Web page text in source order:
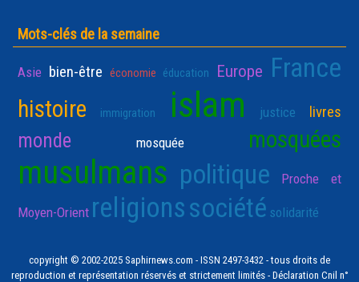
Mots-clés de la semaine
Asie bien-être économie éducation Europe France
histoire immigration islam justice livres
monde mosquée mosquées
musulmans politique Proche et
Moyen-Orient religionssociété solidarité
copyright © 2002-2025 Saphirnews.com - ISSN 2497-3432 - tous droits de
reproduction et représentation réservés et strictement limités - Déclaration Cnil n°